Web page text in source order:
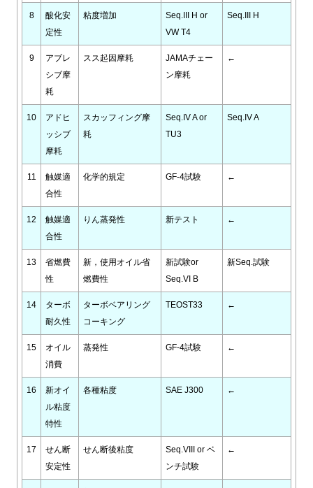
8
酸化安
定性
粘度増加
Seq.III H or
VW T4
Seq.III H
9
アブレ
シブ摩
耗
スス起因摩耗
JAMAチェー
ン摩耗
←
10
アドヒ
ッシブ
摩耗
スカッフィング摩
耗
Seq.IV A or
TU3
Seq.IV A
11
触媒適
合性
化学的規定 GF-4試験 ←
12
触媒適
合性
りん蒸発性 新テスト ←
13
省燃費
性
新，使用オイル省
燃費性
新試験or
Seq.VI B
新Seq.試験
14
ターボ
耐久性
ターボベアリング
コーキング
TEOST33 ←
15
オイル
消費
蒸発性 GF-4試験 ←
16
新オイ
ル粘度
特性
各種粘度 SAE J300 ←
17
せん断
安定性
せん断後粘度
Seq.VIII or ベ
ンチ試験
←